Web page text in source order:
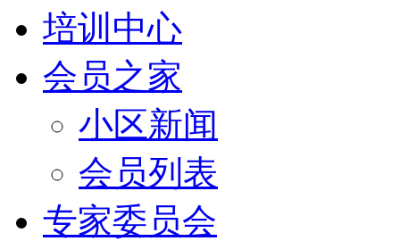
培训中心
会员之家
小区新闻
会员列表
专家委员会